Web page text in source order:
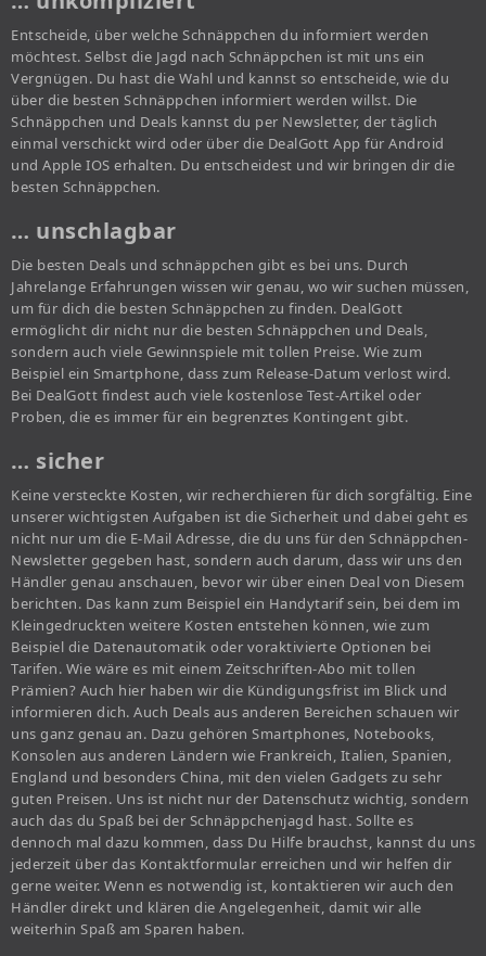
Entscheide, über welche Schnäppchen du informiert werden
möchtest. Selbst die Jagd nach Schnäppchen ist mit uns ein
Vergnügen. Du hast die Wahl und kannst so entscheide, wie du
über die besten Schnäppchen informiert werden willst. Die
Schnäppchen und Deals kannst du per Newsletter, der täglich
einmal verschickt wird oder über die DealGott App für Android
und Apple IOS erhalten. Du entscheidest und wir bringen dir die
besten Schnäppchen.
… unschlagbar
Die besten Deals und schnäppchen gibt es bei uns. Durch
Jahrelange Erfahrungen wissen wir genau, wo wir suchen müssen,
um für dich die besten Schnäppchen zu finden. DealGott
ermöglicht dir nicht nur die besten Schnäppchen und Deals,
sondern auch viele Gewinnspiele mit tollen Preise. Wie zum
Beispiel ein Smartphone, dass zum Release-Datum verlost wird.
Bei DealGott findest auch viele kostenlose Test-Artikel oder
Proben, die es immer für ein begrenztes Kontingent gibt.
… sicher
Keine versteckte Kosten, wir recherchieren für dich sorgfältig. Eine
unserer wichtigsten Aufgaben ist die Sicherheit und dabei geht es
nicht nur um die E-Mail Adresse, die du uns für den Schnäppchen-
Newsletter gegeben hast, sondern auch darum, dass wir uns den
Händler genau anschauen, bevor wir über einen Deal von Diesem
berichten. Das kann zum Beispiel ein Handytarif sein, bei dem im
Kleingedruckten weitere Kosten entstehen können, wie zum
Beispiel die Datenautomatik oder voraktivierte Optionen bei
Tarifen. Wie wäre es mit einem Zeitschriften-Abo mit tollen
Prämien? Auch hier haben wir die Kündigungsfrist im Blick und
informieren dich. Auch Deals aus anderen Bereichen schauen wir
uns ganz genau an. Dazu gehören Smartphones, Notebooks,
Konsolen aus anderen Ländern wie Frankreich, Italien, Spanien,
England und besonders China, mit den vielen Gadgets zu sehr
guten Preisen. Uns ist nicht nur der Datenschutz wichtig, sondern
auch das du Spaß bei der Schnäppchenjagd hast. Sollte es
dennoch mal dazu kommen, dass Du Hilfe brauchst, kannst du uns
jederzeit über das Kontaktformular erreichen und wir helfen dir
gerne weiter. Wenn es notwendig ist, kontaktieren wir auch den
Händler direkt und klären die Angelegenheit, damit wir alle
weiterhin Spaß am Sparen haben.